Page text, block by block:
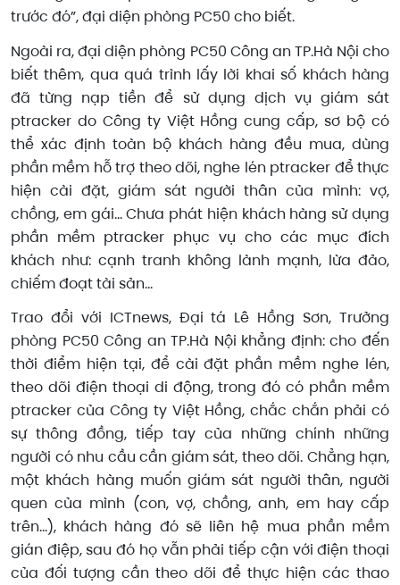
trước đó”, đại diện phòng PC50 cho biết.
Ngoài ra, đại diện phòng PC50 Công an TP.Hà Nội cho
biết thêm, qua quá trình lấy lời khai số khách hàng
đã từng nạp tiền để sử dụng dịch vụ giám sát
ptracker do Công ty Việt Hồng cung cấp, sơ bộ có
thể xác định toàn bộ khách hàng đều mua, dùng
phần mềm hỗ trợ theo dõi, nghe lén ptracker để thực
hiện cài đặt, giám sát người thân của mình: vợ,
chồng, em gái… Chưa phát hiện khách hàng sử dụng
phần mềm ptracker phục vụ cho các mục đích
khách như: cạnh tranh không lành mạnh, lừa đảo,
chiếm đoạt tài sản…
Trao đổi với ICTnews, Đại tá Lê Hồng Sơn, Trưởng
phòng PC50 Công an TP.Hà Nội khẳng định: cho đến
thời điểm hiện tại, để cài đặt phần mềm nghe lén,
theo dõi điện thoại di động, trong đó có phần mềm
ptracker của Công ty Việt Hồng, chắc chắn phải có
sự thông đồng, tiếp tay của những chính những
người có nhu cầu cần giám sát, theo dõi. Chẳng hạn,
một khách hàng muốn giám sát người thân, người
quen của mình (con, vợ, chồng, anh, em hay cấp
trên…), khách hàng đó sẽ liên hệ mua phần mềm
gián điệp, sau đó họ vẫn phải tiếp cận với điện thoại
của đối tượng cần theo dõi để thực hiện các thao